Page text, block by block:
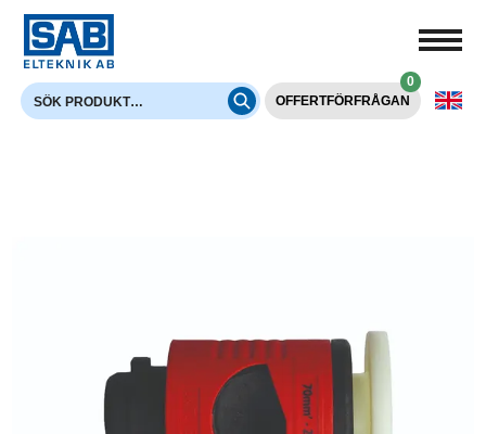
OFFERTFÖRFRÅGAN
0